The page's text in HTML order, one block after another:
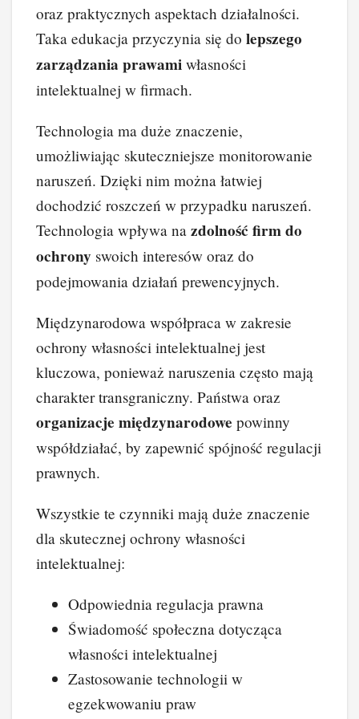
oraz praktycznych aspektach działalności.
Taka edukacja przyczynia się do lepszego
zarządzania prawami własności
intelektualnej w firmach.
Technologia ma duże znaczenie,
umożliwiając skuteczniejsze monitorowanie
naruszeń. Dzięki nim można łatwiej
dochodzić roszczeń w przypadku naruszeń.
Technologia wpływa na zdolność firm do
ochrony swoich interesów oraz do
podejmowania działań prewencyjnych.
Międzynarodowa współpraca w zakresie
ochrony własności intelektualnej jest
kluczowa, ponieważ naruszenia często mają
charakter transgraniczny. Państwa oraz
organizacje międzynarodowe powinny
współdziałać, by zapewnić spójność regulacji
prawnych.
Wszystkie te czynniki mają duże znaczenie
dla skutecznej ochrony własności
intelektualnej:
Odpowiednia regulacja prawna
Świadomość społeczna dotycząca
własności intelektualnej
Zastosowanie technologii w
egzekwowaniu praw